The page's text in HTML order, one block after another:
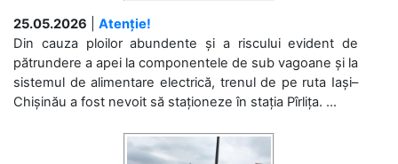
25.05.2026
Atenție!
Din cauza ploilor abundente și a riscului evident de
pătrundere a apei la componentele de sub vagoane și la
sistemul de alimentare electrică, trenul de pe ruta Iași–
Chișinău a fost nevoit să staționeze în stația Pîrlița. ...